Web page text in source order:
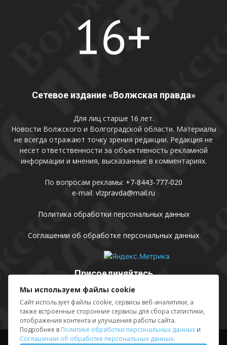
Сетевое издание «Волжская правда»
Для лиц старше 16 лет.
Новости Волжского и Волгоградской области. Материалы
не всегда отражают точку зрения редакции. Редакция не
несет ответственности за объективность рекламной
информации и мнения, высказанные в комментариях.
По вопросам рекламы: +7-8443-777-020
e-mail: vlzpravda@mail.ru
Политика обработки персональных данных
Соглашении об обработке персональных данных
Присоединяйтесь
Выходные данные Sing in
Мы используем файлы cookie
Сайт использует файлы cookie, сервисы веб-аналитики, а
также встроенные сторонние сервисы для сбора статистики,
отображения контента и улучшения работы сайта.
Подробнее в Политике обработки персональных данных и
Соглашении об обработке персональных данных.